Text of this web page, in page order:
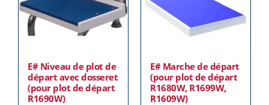
E# Niveau de plot de
départ avec dosseret
(pour plot de départ
R1690W)
E# Marche de départ
(pour plot de départ
R1680W, R1699W,
R1609W)